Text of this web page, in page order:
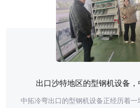
出口沙特地区的型钢机设备，
中拓冷弯出口的型钢机设备正经历着一